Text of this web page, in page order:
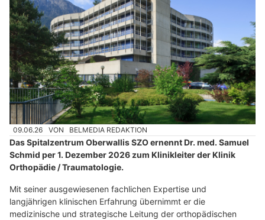
09.06.26 VON BELMEDIA REDAKTION
Das Spitalzentrum Oberwallis SZO ernennt Dr. med. Samuel
Schmid per 1. Dezember 2026 zum Klinikleiter der Klinik
Orthopädie / Traumatologie.
Mit seiner ausgewiesenen fachlichen Expertise und
langjährigen klinischen Erfahrung übernimmt er die
medizinische und strategische Leitung der orthopädischen